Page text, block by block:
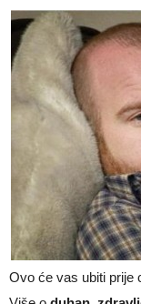
Ovo će vas ubiti prije